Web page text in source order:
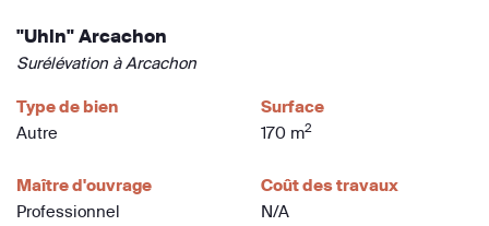
"Uhin" Arcachon
Surélévation à Arcachon
Type de bien
Autre
Surface
170 m2
Maître d'ouvrage
Professionnel
Coût des travaux
N/A